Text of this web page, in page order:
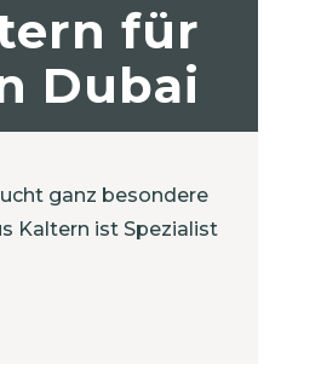
für
Dubai
ganz besondere
Kaltern ist Spezialist